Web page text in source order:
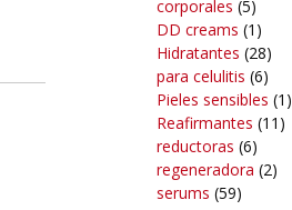
corporales (5)
DD creams (1)
Hidratantes (28)
para celulitis (6)
Pieles sensibles (1)
Reafirmantes (11)
reductoras (6)
regeneradora (2)
serums (59)